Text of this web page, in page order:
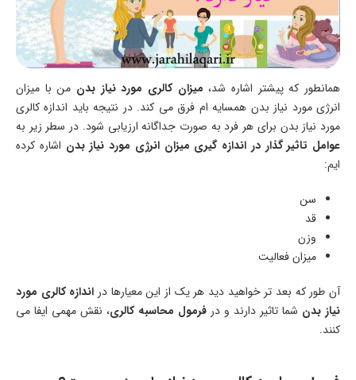
همانطور که پیشتر اشاره شد، میزان کالری مورد نیاز بدن من با میزان
انرژی مورد نیاز بدن همسایه ام فرق می کند. در نتیجه باید اندازه کالری
مورد نیاز بدن برای هر فرد به صورت جداگانه ارزیابی شود. در سطر زیر به
عوامل تاثیر گذار در اندازه گیری میزان انرژی مورد نیاز بدن اشاره کرده
ایم:
سن
قد
وزن
میزان فعالیت
آن طور که بعد تر خواهید دید هر یک از این معیارها در اندازه کالری مورد
نیاز بدن شما تاثیر دارند و در فرمول محاسبه کالری، نقش مهمی ایفا می
کنند.